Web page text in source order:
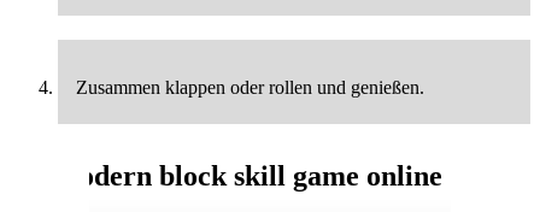
Zusammen klappen oder rollen und genießen.